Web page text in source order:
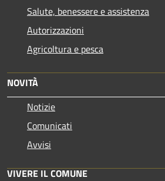
Salute, benessere e assistenza
Autorizzazioni
Agricoltura e pesca
NOVITÀ
Notizie
Comunicati
Avvisi
VIVERE IL COMUNE